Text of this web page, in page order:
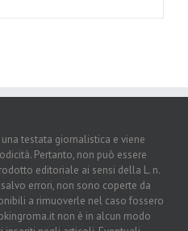
testata giornalistica e viene
Pertanto, non può essere
editoriale ai sensi della L. n.
errori, non sono coperte da
a rimuoverle nel caso fossero
non è in alcun modo